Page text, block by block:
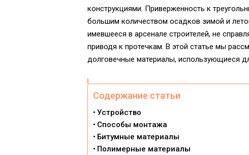
конструкциями. Приверженность к
большим количеством осадков зимой и
имевшееся в арсенале строителей, не
приводя к протечкам. В этой статье мы
долговечные материалы, использующиеся
Содержание статьи
Устройство
Способы монтажа
Битумные материалы
Полимерные материалы